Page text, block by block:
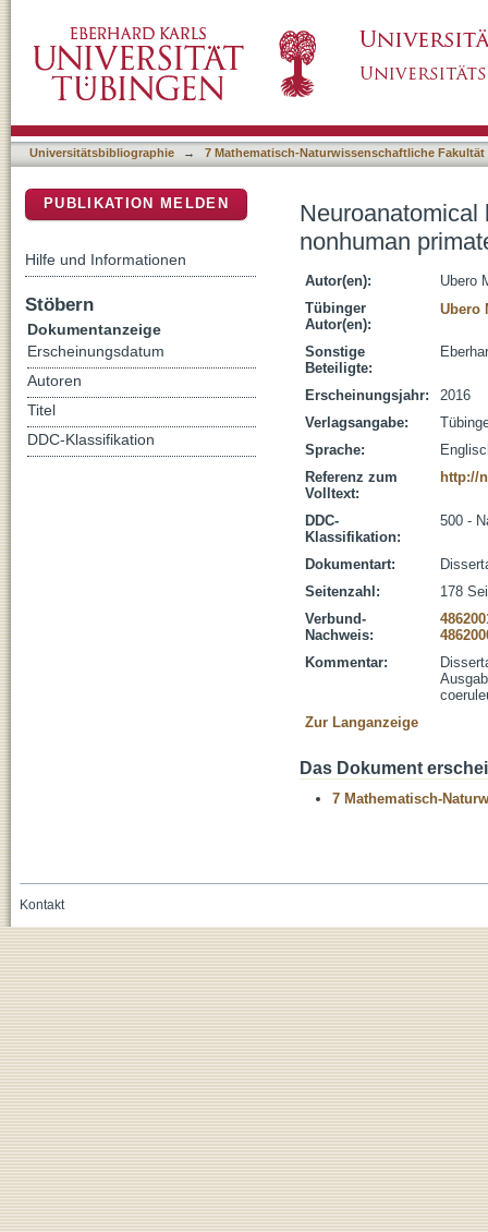
Universitätsbibliographie → 7 Mathematisch-Naturwissenschaftliche Fakultät
Neuroanatomical
nonhuman
Autor(en):
Ubero
Tübinger
Autor(en):
Ubero
Sonstige
Beteiligte:
Erscheinungsjahr:
2016
Verlagsangabe:
Sprache:
Referenz zum
Volltext:
http://
DDC-
Klassifikation:
500 -
Dokumentart:
Seitenzahl:
178
Verbund-
Nachweis:
Kommentar:
Zur Langanzeige
Das Dokument
7 Mathematisch-
PUBLIKATION MELDEN
Hilfe und Informationen
Stöbern
Dokumentanzeige
Erscheinungsdatum
Autoren
Titel
DDC-Klassifikation
Kontakt